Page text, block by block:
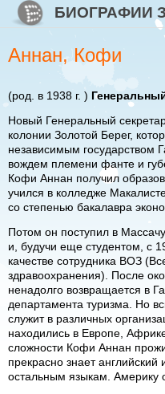
Перейти к основному
Skip to searchБИОГРАФИИ
Аннан, Кофи
(род. в 1938 г. )
Новый Генеральный
колонии Золотой Берег,
независимым государством
вождем племени фанте и
Кофи Аннан получил
учился в колледже
со степенью бакалавра
Потом он поступил в
и, будучи еще студентом, с
качестве сотрудника ВОЗ
здравоохранения). После
ненадолго возвращается в
департамента туризма. Но
служит в различных
находились в Европе,
сложности Кофи Аннан
прекрасно знает английский
остальным языкам. Америку